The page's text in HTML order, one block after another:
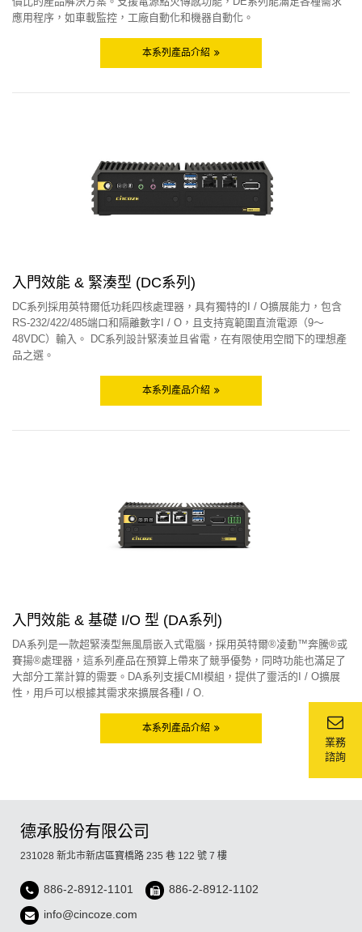
業務
諮詢
應用程序，如車載監控，工廠自動化和機器自動化。
本系列產品介紹
入門效能 & 緊湊型 (DC系列)
DC系列採用英特爾低功耗四核處理器，具有獨特的I / O擴展能力，包含
RS-232/422/485端口和隔離數字I / O，且支持寬範圍直流電源（9〜
48VDC）輸入。 DC系列設計緊湊並且省電，在有限使用空間下的理想產
品之選。
本系列產品介紹
入門效能 & 基礎 I/O 型 (DA系列)
DA系列是一款超緊湊型無風扇嵌入式電腦，採用英特爾®凌動™奔騰®或
賽揚®處理器，這系列產品在預算上帶來了競爭優勢，同時功能也滿足了
大部分工業計算的需要。DA系列支援CMI模組，提供了靈活的I / O擴展
性，用戶可以根據其需求來擴展各種I / O.
本系列產品介紹
德承股份有限公司
231028 新北市新店區寶橋路 235 巷 122 號 7 樓
886-2-8912-1101
886-2-8912-1102
info@cincoze.com